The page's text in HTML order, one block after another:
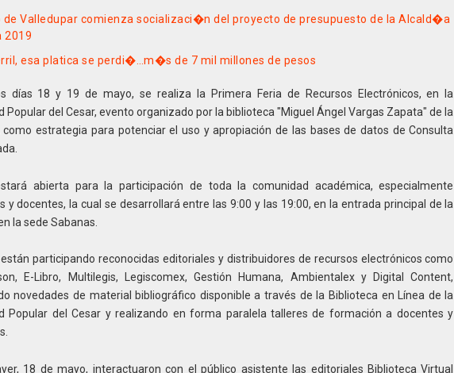
de Valledupar comienza socializaci�n del proyecto de presupuesto de la Alcald�a
2019
esa platica se perdi�…m�s de 7 mil millones de pesos
días 18 y 19 de mayo, se realiza la Primera Feria de Recursos Electrónicos, en la
Popular del Cesar, evento organizado por la biblioteca "Miguel Ángel Vargas Zapata" de la
como estrategia para potenciar el uso y apropiación de las bases de datos de Consulta
abierta para la participación de toda la comunidad académica, especialmente
y docentes, la cual se desarrollará entre las 9:00 y las 19:00, en la entrada principal de la
la sede Sabanas.
están participando reconocidas editoriales y distribuidores de recursos electrónicos como
E-Libro, Multilegis, Legiscomex, Gestión Humana, Ambientalex y Digital Content,
novedades de material bibliográfico disponible a través de la Biblioteca en Línea de la
Popular del Cesar y realizando en forma paralela talleres de formación a docentes y
18 de mayo, interactuaron con el público asistente las editoriales Biblioteca Virtual